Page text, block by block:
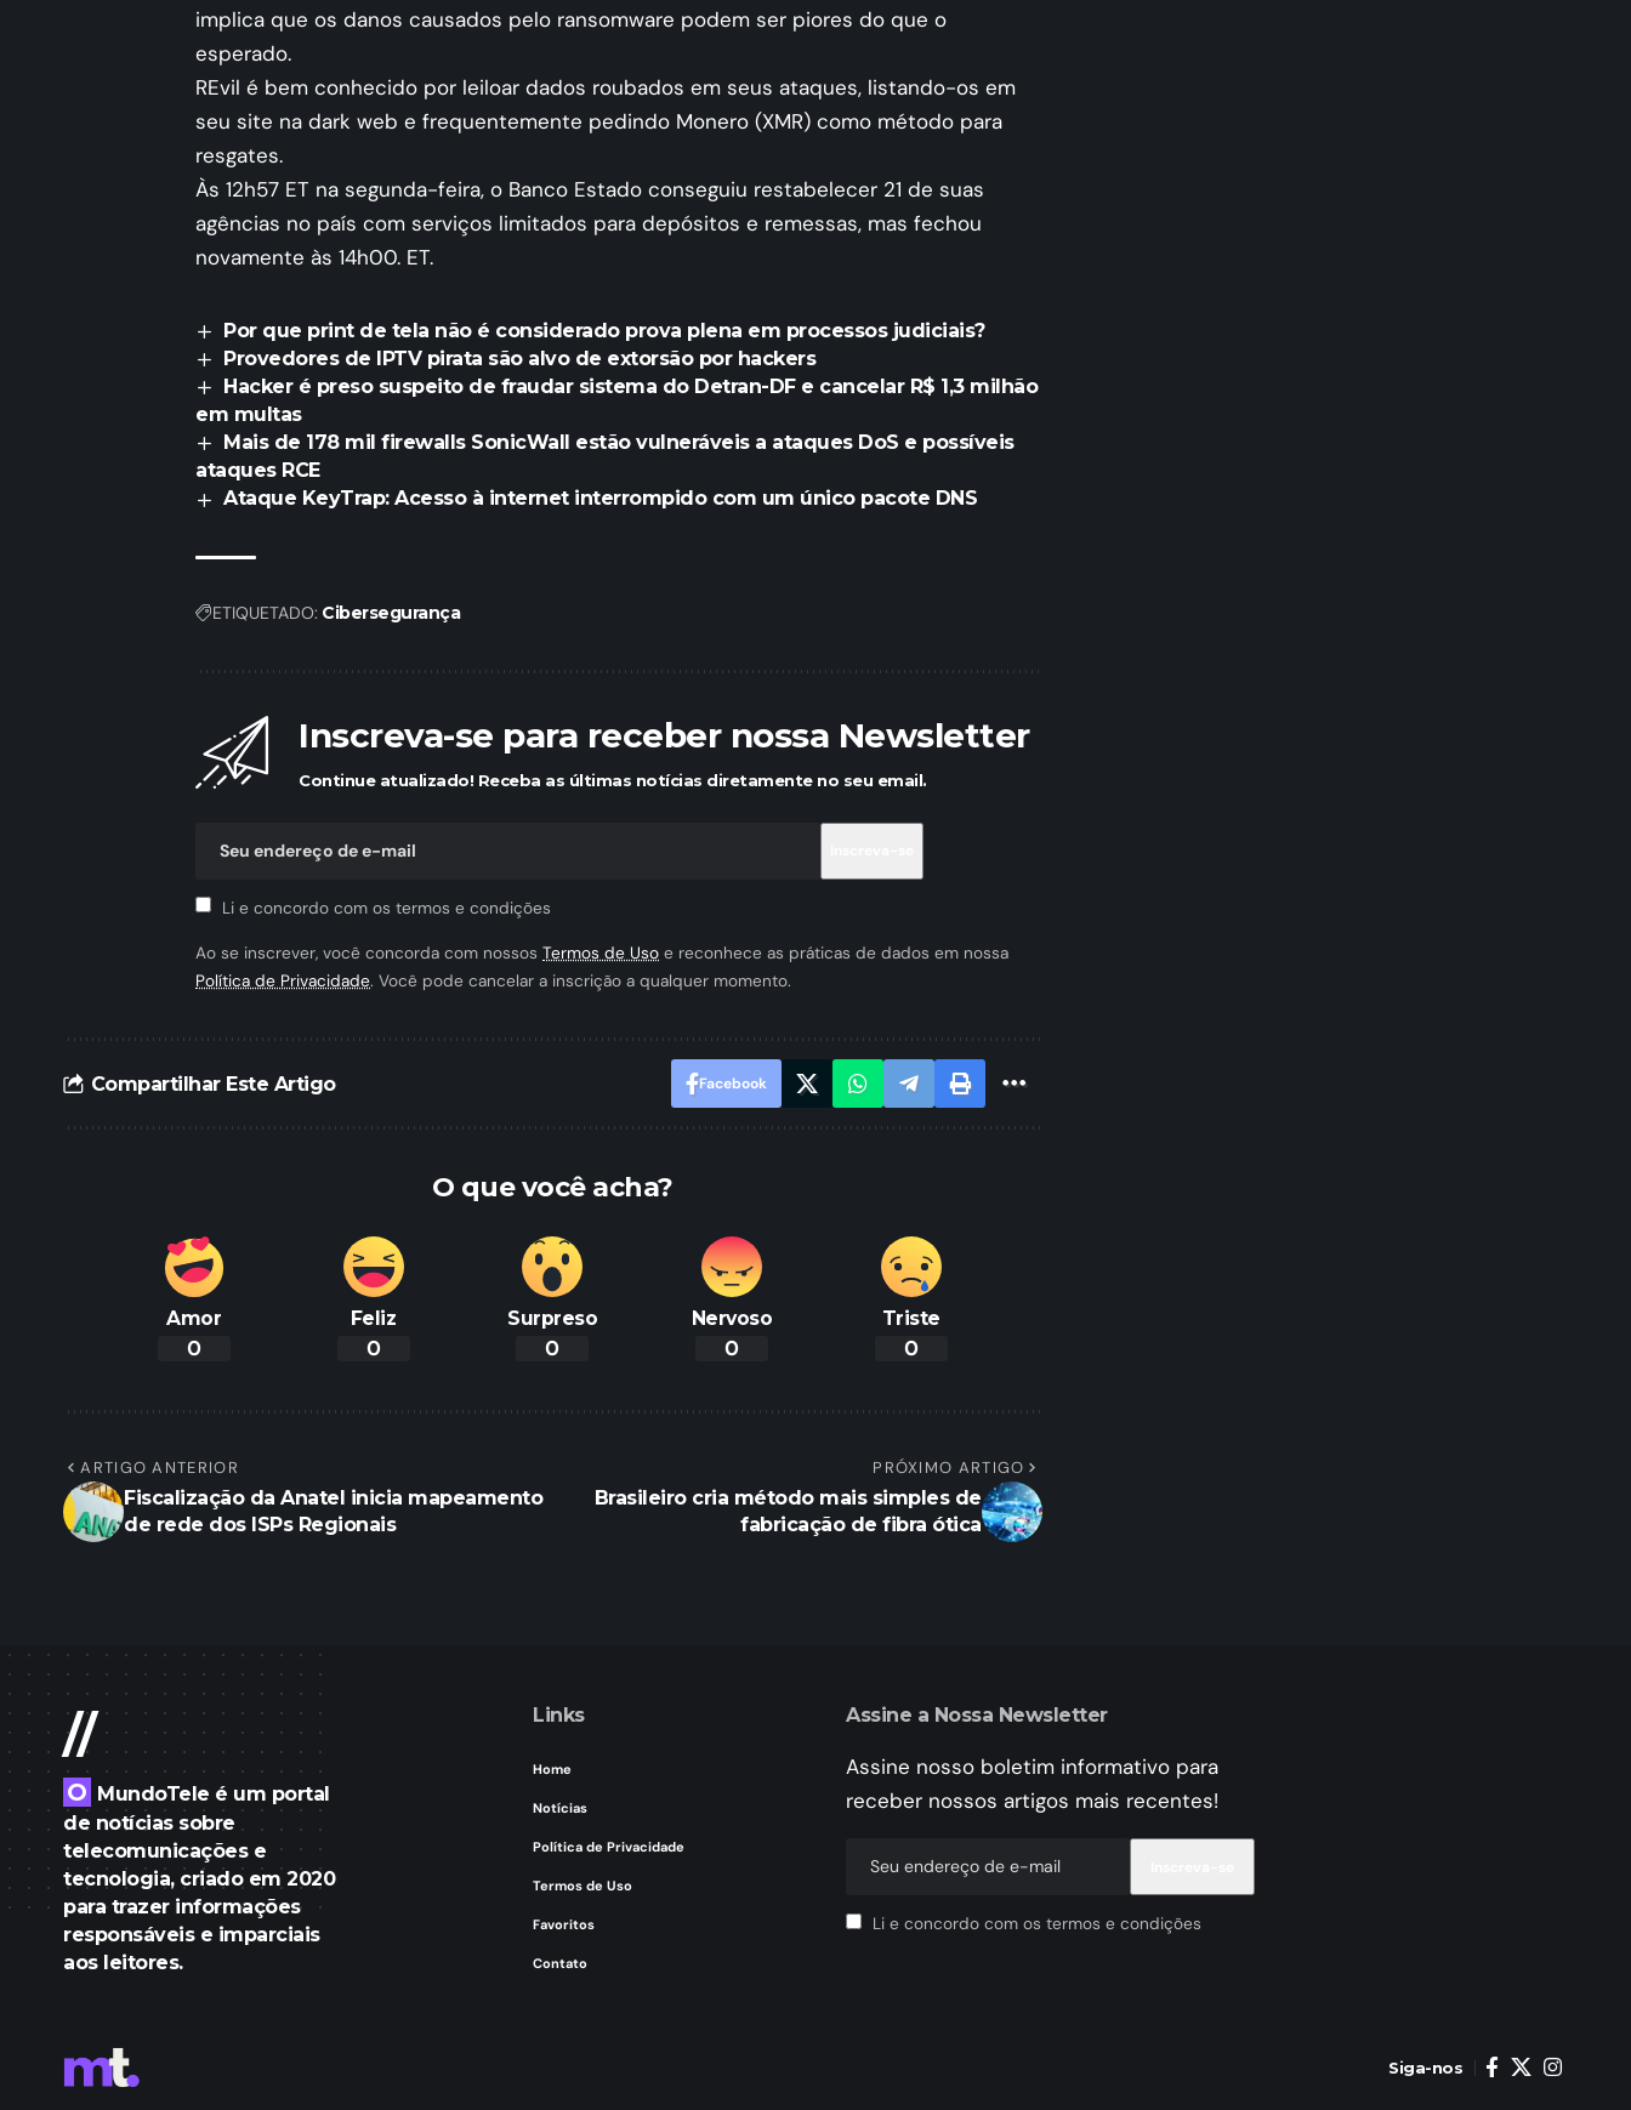
implica que os danos causados ​​pelo ransomware podem ser piores do que o
esperado.
REvil é bem conhecido por leiloar dados roubados em seus ataques, listando-os em
seu site na dark web e frequentemente pedindo Monero (XMR) como método para
resgates.
Às 12h57 ET na segunda-feira, o Banco Estado conseguiu restabelecer 21 de suas
agências no país com serviços limitados para depósitos e remessas, mas fechou
novamente às 14h00. ET.
Por que print de tela não é considerado prova plena em processos judiciais?
Provedores de IPTV pirata são alvo de extorsão por hackers
Hacker é preso suspeito de fraudar sistema do Detran-DF e cancelar R$ 1,3 milhão
em multas
Mais de 178 mil firewalls SonicWall estão vulneráveis a ataques DoS e possíveis
ataques RCE
Ataque KeyTrap: Acesso à internet interrompido com um único pacote DNS
ETIQUETADO: Cibersegurança
Inscreva-se para receber nossa Newsletter
Continue atualizado! Receba as últimas notícias diretamente no seu email.
Li e concordo com os termos e condições
Ao se inscrever, você concorda com nossos Termos de Uso e reconhece as práticas de dados em nossa
Política de Privacidade. Você pode cancelar a inscrição a qualquer momento.
Compartilhar Este Artigo Facebook
O que você acha?
Amor
0
Feliz
0
Surpreso
0
Nervoso
0
Triste
0
ARTIGO ANTERIOR
Fiscalização da Anatel inicia mapeamento
de rede dos ISPs Regionais
PRÓXIMO ARTIGO
Brasileiro cria método mais simples de
fabricação de fibra ótica
//
O
MundoTele é um portal
de notícias sobre
telecomunicações e
tecnologia, criado em 2020
para trazer informações
responsáveis e imparciais
aos leitores.
Links
Home
Notícias
Política de Privacidade
Termos de Uso
Favoritos
Contato
Assine a Nossa Newsletter
Assine nosso boletim informativo para
receber nossos artigos mais recentes!
Li e concordo com os termos e condições
Siga-nos